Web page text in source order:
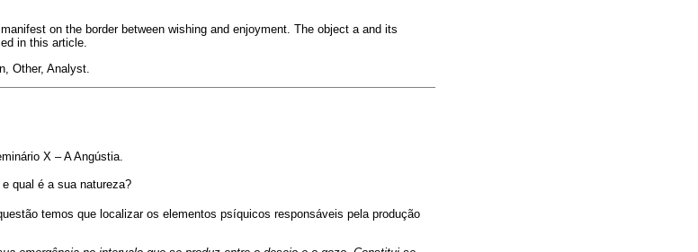
on the border between wishing and enjoyment. The object a and its
in this article.
Other, Analyst.
X – A Angústia.
qual é a sua natureza?
temos que localizar os elementos psíquicos responsáveis pela produção